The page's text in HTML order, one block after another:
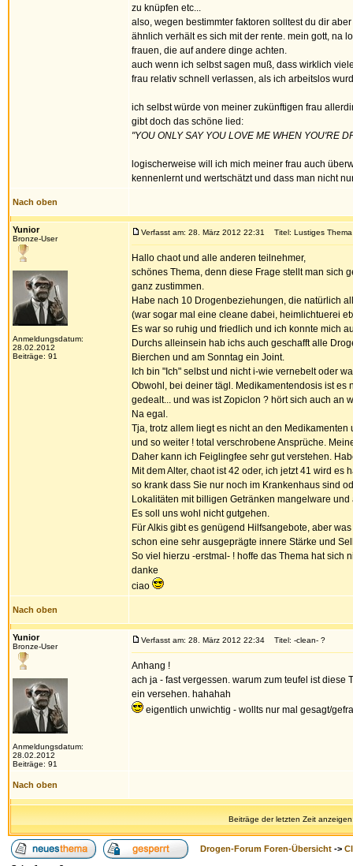
zu knüpfen etc...
also, wegen bestimmter faktoren solltest du dir
ähnlich verhält es sich mit der rente. mein gott, na
frauen, die auf andere dinge achten.
auch wenn ich selbst sagen muß, dass wirklich
frau relativ schnell verlassen, als ich arbeitslos
ich selbst würde von meiner zukünftigen frau
gibt doch das schöne lied:
"YOU ONLY SAY YOU LOVE ME WHEN YOU'RE
logischerweise will ich mich meiner frau auch
kennenlernt und wertschätzt und dass man nicht
Nach oben
Yunior
Bronze-User
Anmeldungsdatum:
28.02.2012
Beiträge: 91
Verfasst am: 28. März 2012 22:31 Titel: Lustiges Thema
Hallo chaot und alle anderen teilnehmer,
schönes Thema, denn diese Frage stellt man sich
ganz zustimmen.
Habe nach 10 Drogenbeziehungen, die natürlich
(war sogar mal eine cleane dabei, heimlichtuerei
Es war so ruhig und friedlich und ich konnte mich
Durchs alleinsein hab ichs auch geschafft alle
Bierchen und am Sonntag ein Joint.
Ich bin "Ich" selbst und nicht i-wie vernebelt oder
Obwohl, bei deiner tägl. Medikamentendosis ist es
gedealt... und was ist Zopiclon ? hört sich auch an
Na egal.
Tja, trotz allem liegt es nicht an den
und so weiter ! total verschrobene Ansprüche.
Daher kann ich Feiglingfee sehr gut verstehen.
Mit dem Alter, chaot ist 42 oder, ich jetzt 41 wird
so krank dass Sie nur noch im Krankenhaus sind
Lokalitäten mit billigen Getränken mangelware
Es soll uns wohl nicht gutgehen.
Für Alkis gibt es genügend Hilfsangebote, aber
schon eine sehr ausgeprägte innere Stärke und
So viel hierzu -erstmal- ! hoffe das Thema hat sich
danke
ciao
Nach oben
Yunior
Bronze-User
Anmeldungsdatum:
28.02.2012
Beiträge: 91
Verfasst am: 28. März 2012 22:34 Titel: -clean- ?
Anhang !
ach ja - fast vergessen. warum zum teufel ist
ein versehen. hahahah
eigentlich unwichtig - wollts nur mal gesagt/
Nach oben
Beiträge der letzten Zeit
Drogen-Forum Foren-Übersicht ->